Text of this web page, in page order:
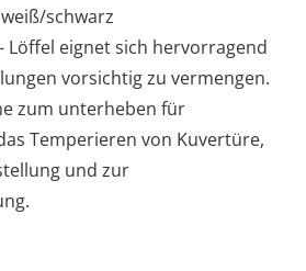
schwarz
Löffel eignet sich hervorragend
vorsichtig zu vermengen.
zum unterheben für
Temperieren von Kuvertüre,
und zur